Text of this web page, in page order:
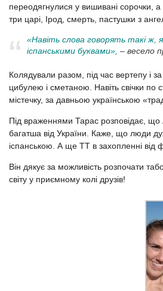
переодягнулися у вишивані сорочки, а
три царі, Ірод, смерть, пастушки з
«Навіть слова говорять такі ж,
іспанськими буквами», – весело
Колядували разом, під час вертепу і
цибулею і сметаною. Навіть свічки по
містечку, за давньою українською
Під враженнями Тарас розповідає, що
багатша від України. Каже, що люди
іспанською. А ще ТТ в захопленні від
Він дякує за можливість розпочати
світу у приємному колі друзів!